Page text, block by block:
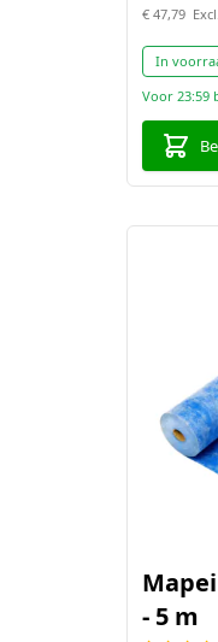
€ 47,79
In
Voor 23:59
- 5 m